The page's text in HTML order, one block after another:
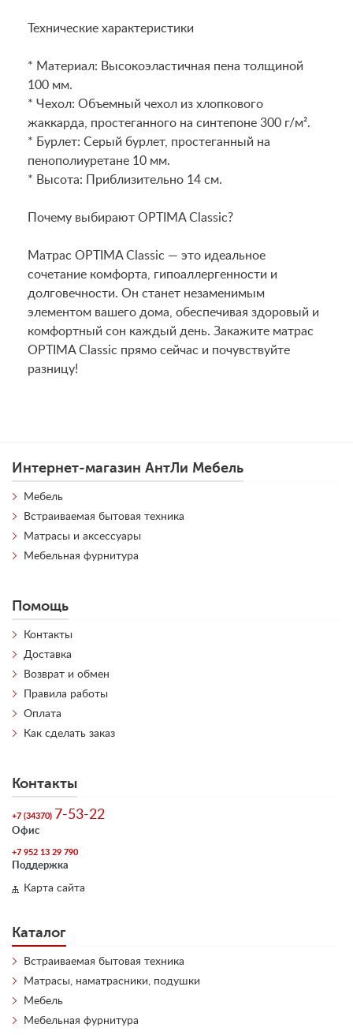
Технические характеристики
* Материал: Высокоэластичная пена толщиной
100 мм.
* Чехол: Объемный чехол из хлопкового
жаккарда, простеганного на синтепоне 300 г/м².
* Бурлет: Серый бурлет, простеганный на
пенополиуретане 10 мм.
* Высота: Приблизительно 14 см.
Почему выбирают OPTIMA Classic?
Матрас OPTIMA Classic — это идеальное
сочетание комфорта, гипоаллергенности и
долговечности. Он станет незаменимым
элементом вашего дома, обеспечивая здоровый и
комфортный сон каждый день. Закажите матрас
OPTIMA Classic прямо сейчас и почувствуйте
разницу!
Интернет-магазин АнтЛи Мебель
Мебель
Встраиваемая бытовая техника
Матрасы и аксессуары
Мебельная фурнитура
Помощь
Контакты
Доставка
Возврат и обмен
Правила работы
Оплата
Как сделать заказ
Контакты
+7 (34370) 7-53-22
Офис
+7 952 13 29 790
Поддержка
Карта сайта
Каталог
Встраиваемая бытовая техника
Матрасы, наматрасники, подушки
Мебель
Мебельная фурнитура